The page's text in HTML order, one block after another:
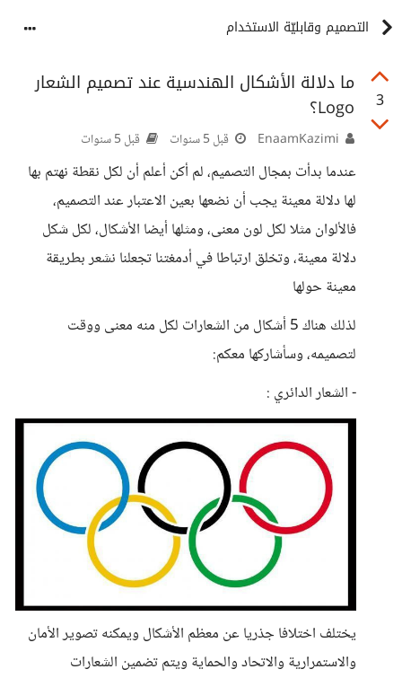
التصميم وقابليّة الاستخدام
3
ما دلالة الأشكال الهندسية عند تصميم الشعار
Logo؟
قبل 5 سنوات قبل 5 سنوات
عندما بدأت بمجال التصميم، لم أكن أعلم أن لكل نقطة نهتم بها
لها دلالة معينة يجب أن نضعها بعين الاعتبار عند التصميم،
فالألوان مثلا لكل لون معنى، ومثلها أيضا الأشكال، لكل شكل
دلالة معينة، وتخلق ارتباطا في أدمغتنا تجعلنا نشعر بطريقة
معينة حولها
لذلك هناك 5 أشكال من الشعارات لكل منه معنى ووقت
لتصميمه، وسأشاركها معكم:
- الشعار الدائري :
يختلف اختلافا جذريا عن معظم الأشكال ويمكنه تصوير الأمان
والاستمرارية والاتحاد والحماية ويتم تضمين الشعارات